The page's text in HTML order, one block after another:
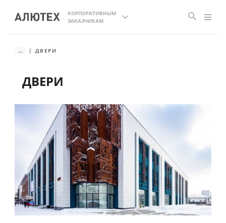
КОРПОРАТИВНЫМ
ЗАКАЗЧИКАМ
ДВЕРИ
... ДВЕРИ